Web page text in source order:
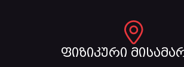
ფიზიკური